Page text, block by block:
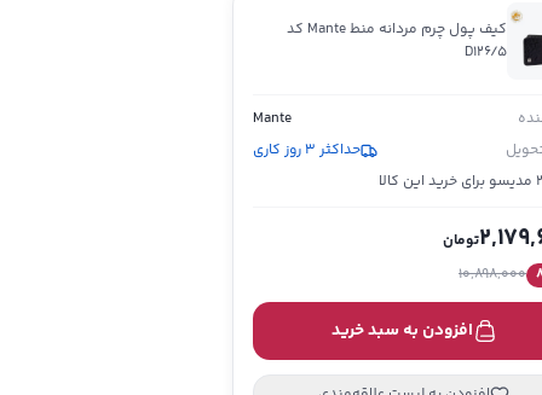
کیف پول چرم مردانه منط Mante کد
D126/5
Mante
حداکثر 3 روز کاری
کالا
تومان
10,898,000
افزودن به سبد خرید